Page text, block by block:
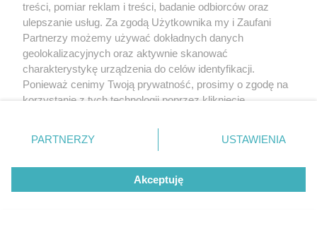
treści, pomiar reklam i treści, badanie odbiorców oraz
ulepszanie usług. Za zgodą Użytkownika my i Zaufani
Partnerzy możemy używać dokładnych danych
geolokalizacyjnych oraz aktywnie skanować
charakterystykę urządzenia do celów identyfikacji.
Ponieważ cenimy Twoją prywatność, prosimy o zgodę na
korzystanie z tych technologii poprzez kliknięcie
zmienić/wycofać klikając przycisk ustawień prywatności
znajdujący się w lewym dolnym rogu strony
rodzaje przetwarzania danych nie wymagają zgody
użytkownika, ale masz prawo sprzeciwić się takiemu
przetwarzaniu. Preferencje będą miały zastosowanie tylko
PARTNERZY USTAWIENIA
Akceptuję